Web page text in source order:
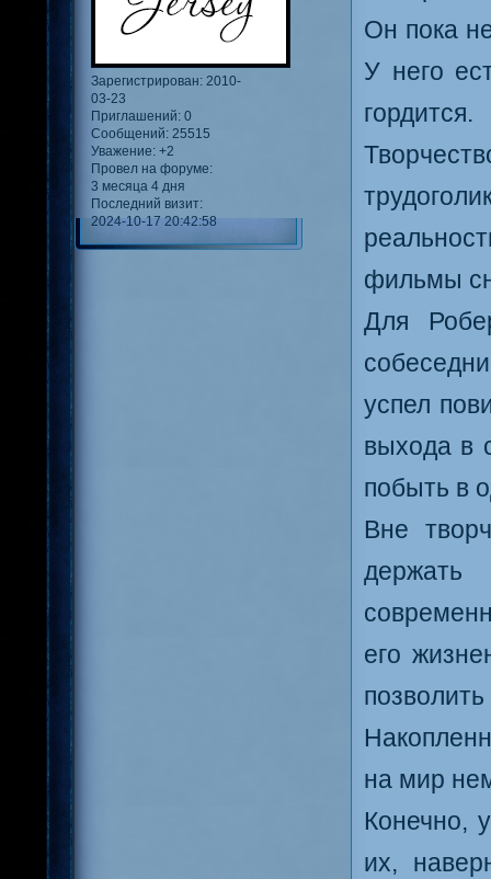
Зарегистрирован: 2010-
03-23
Приглашений: 0
Сообщений: 25515
Уважение: +2
Провел на форуме:
3 месяца 4 дня
Последний визит:
2024-10-17 20:42:58
Он пока
У него
гордится.
фильмы
Для
успел
выхода в
побыть в
Вне
его
на мир
Конечно,
их,